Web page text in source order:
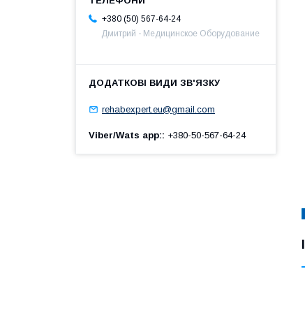
+380 (50) 567-64-24
Дмитрий - Медицинское Оборудование
rehabexpert.eu@gmail.com
Viber/Wats app: +380-50-567-64-24